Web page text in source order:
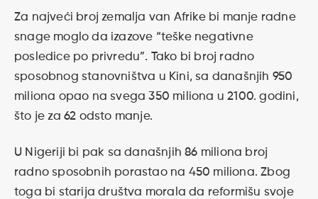
Za najveći broj zemalja van Afrike bi manje radne
snage moglo da izazove “teške negativne
posledice po privredu”. Tako bi broj radno
sposobnog stanovništva u Kini, sa današnjih 950
miliona opao na svega 350 miliona u 2100. godini,
što je za 62 odsto manje.
U Nigeriji bi pak sa današnjih 86 miliona broj
radno sposobnih porastao na 450 miliona. Zbog
toga bi starija društva morala da reformišu svoje